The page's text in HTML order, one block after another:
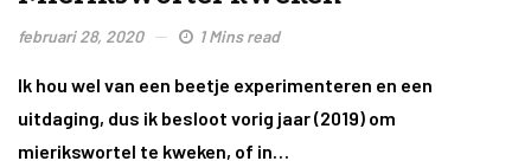
februari 28, 2020 1 Mins read
Ik hou wel van een beetje experimenteren en een
uitdaging, dus ik besloot vorig jaar (2019) om
mierikswortel te kweken, of in…